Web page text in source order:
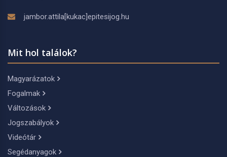
jambor.attila[kukac]epitesijog.hu
Mit hol találok?
Magyarázatok
Fogalmak
Változások
Jogszabályok
Videótár
Segédanyagok